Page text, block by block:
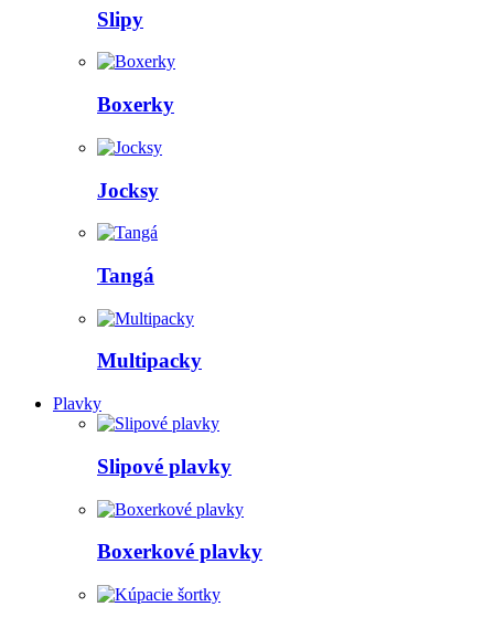
Slipy
Boxerky
Jocksy
Tangá
Multipacky
Plavky
Slipové plavky
Boxerkové plavky